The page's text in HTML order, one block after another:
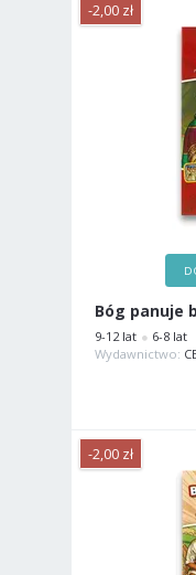
-2,00 zł
Bóg panuje
9-12 lat
6-8 lat
Wydawnictwo:
-2,00 zł